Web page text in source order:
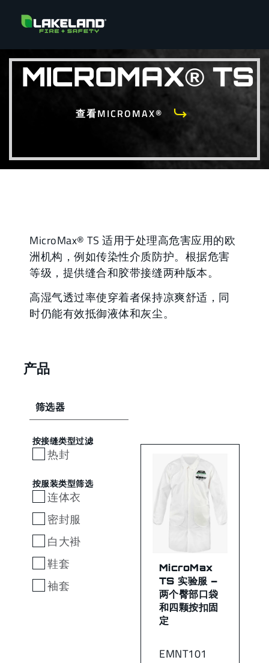
MICROMAX® TS
查看MICROMAX®
MicroMax® TS 适用于处理高危害应用的欧
洲机构，例如传染性介质防护。根据危害
等级，提供缝合和胶带接缝两种版本。
高湿气透过率使穿着者保持凉爽舒适，同
时仍能有效抵御液体和灰尘。
产品
筛选器
按接缝类型过滤
热封
按服装类型筛选
连体衣
密封服
白大褂
鞋套
袖套
EMNT101
MicroMax
TS 实验服 –
两个臀部口袋
和四颗按扣固
定